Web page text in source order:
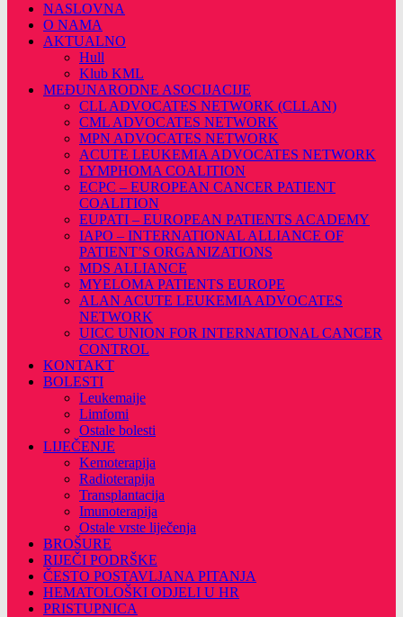
stranicu
NASLOVNA
O NAMA
AKTUALNO
Hull
Klub KML
MEĐUNARODNE ASOCIJACIJE
CLL ADVOCATES NETWORK (CLLAN)
CML ADVOCATES NETWORK
MPN ADVOCATES NETWORK
ACUTE LEUKEMIA ADVOCATES NETWORK
LYMPHOMA COALITION
ECPC – EUROPEAN CANCER PATIENT
COALITION
EUPATI – EUROPEAN PATIENTS ACADEMY
IAPO – INTERNATIONAL ALLIANCE OF
PATIENT’S ORGANIZATIONS
MDS ALLIANCE
MYELOMA PATIENTS EUROPE
ALAN ACUTE LEUKEMIA ADVOCATES
NETWORK
UICC UNION FOR INTERNATIONAL CANCER
CONTROL
KONTAKT
BOLESTI
Leukemaije
Limfomi
Ostale bolesti
LIJEČENJE
Kemoterapija
Radioterapija
Transplantacija
Imunoterapija
Ostale vrste liječenja
BROŠURE
RIJEČI PODRŠKE
ČESTO POSTAVLJANA PITANJA
HEMATOLOŠKI ODJELI U HR
PRISTUPNICA